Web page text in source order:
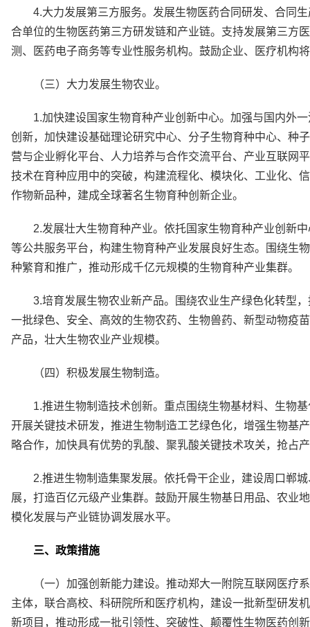
4.大力发展第三方服务。发展生物医药合同研发、合同
合单位的生物医药第三方研发链和产业链。支持发展第三方
测、医药电子商务等专业性服务机构。鼓励企业、医疗机构
（三）大力发展生物农业。
1.加快建设国家生物育种产业创新中心。加强与国内外
创新，加快建设基础理论研究中心、分子生物育种中心、种
营与企业孵化平台、人力培养与合作交流平台、产业互联网
技术在育种应用中的突破，构建流程化、模块化、工业化、
作物新品种，建成全球著名生物育种创新企业。
2.发展壮大生物育种产业。依托国家生物育种产业创新
等公共服务平台，构建生物育种产业发展良好生态。围绕生
种繁育和推广，推动形成千亿元规模的生物育种产业集群。
3.培育发展生物农业新产品。围绕农业生产绿色化转型
一批绿色、安全、高效的生物农药、生物兽药、新型动物疫
产品，壮大生物农业产业规模。
（四）积极发展生物制造。
1.推进生物制造技术创新。重点围绕生物基材料、生物
开展关键技术研发，推进生物制造工艺绿色化，增强生物基
略合作，加快具有优势的乳酸、聚乳酸关键技术攻关，抢占
2.推进生物制造集聚发展。依托骨干企业，建设周口郸
展，打造百亿元级产业集群。鼓励开展生物基日用品、农业
模化发展与产业链协调发展水平。
三、政策措施
（一）加强创新能力建设。推动郑大一附院互联网医
主体，联合高校、科研院所和医疗机构，建设一批新型研发
新项目，推动形成一批引领性、突破性、颠覆性生物医药创